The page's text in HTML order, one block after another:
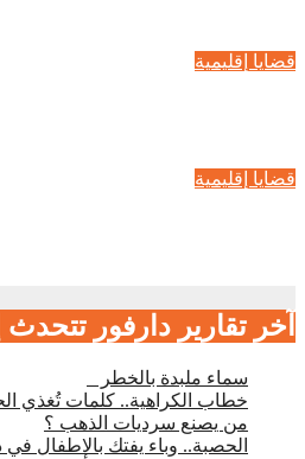
قضايا إقليمية
قضايا إقليمية
آخر تقارير دارفور تتحدث
ﺳﻤﺎء ﻣﻠﺒﺪة ﺑﺎﻟﺨﻄﺮ
خطاب الكراهية.. كلمات تُغذي
من يصنع سرديات الذهب ؟
الحصبة.. وباء يفتك بالاطفال في